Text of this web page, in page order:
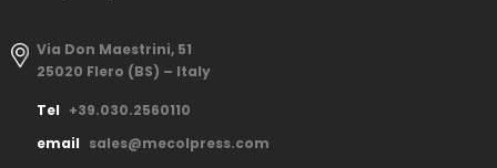
Via Don Maestrini, 51
25020 Flero (BS) – Italy
Tel +39.030.2560110
email sales@mecolpress.com